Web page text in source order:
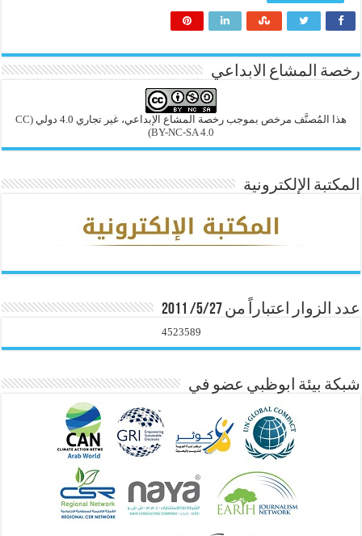
رخصة المشاع الابداعي
هذا المُصنَّف مرخص بموجب رخصة المشاع الإبداعي، غير تجاري 4.0 دولي
(CC
BY-NC-SA 4.0)
المكتبة الإلكترونية
عدد الزوار اعتباراً من 5/27/ 2011
4523589
شبكة بيئة ابوظبي عضو في